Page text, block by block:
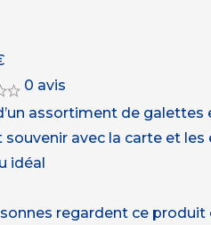
0 avis
assortiment de
souvenir avec la carte et
idéal
regardent ce